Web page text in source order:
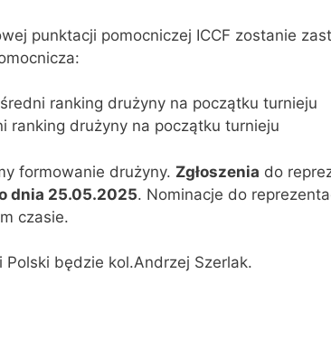
punktacji pomocniczej ICCF zostanie
średni ranking drużyny na początku turnieju
ranking drużyny na początku turnieju
formowanie drużyny. Zgłoszenia do
dnia 25.05.2025. Nominacje do
czasie.
Polski będzie kol.Andrzej Szerlak.